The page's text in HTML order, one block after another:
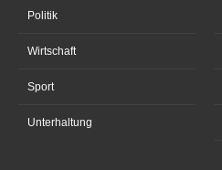
Politik
Wirtschaft
Sport
Unterhaltung